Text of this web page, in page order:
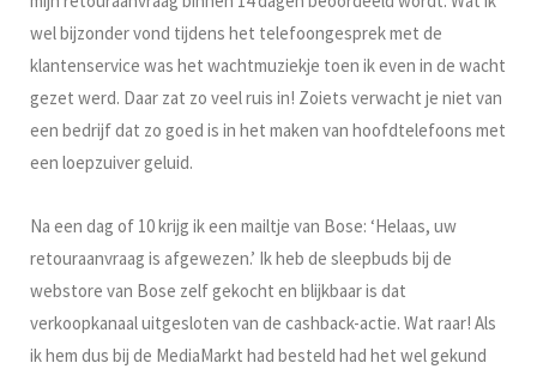
wel bijzonder vond tijdens het telefoongesprek met de
klantenservice was het wachtmuziekje toen ik even in de wacht
gezet werd. Daar zat zo veel ruis in! Zoiets verwacht je niet van
een bedrijf dat zo goed is in het maken van hoofdtelefoons met
een loepzuiver geluid.
Na een dag of 10 krijg ik een mailtje van Bose: ‘Helaas, uw
retouraanvraag is afgewezen.’ Ik heb de sleepbuds bij de
webstore van Bose zelf gekocht en blijkbaar is dat
verkoopkanaal uitgesloten van de cashback-actie. Wat raar! Als
ik hem dus bij de MediaMarkt had besteld had het wel gekund